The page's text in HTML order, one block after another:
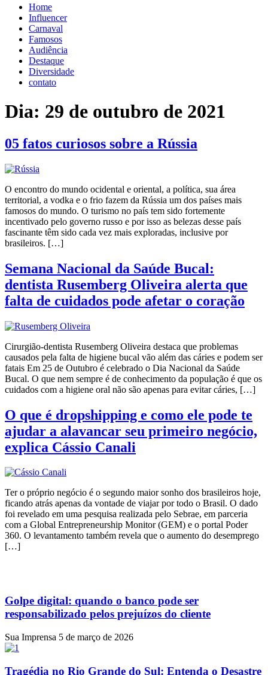
Home
Influencer
Carnaval
Famosos
Audiência
Destaque
Diversidade
contato
Dia: 29 de outubro de 2021
05 fatos curiosos sobre a Rússia
O encontro do mundo ocidental e oriental, a política, sua área
territorial, a vodka e o frio fazem da Rússia um dos países mais
famosos do mundo. O turismo no país tem sido fortemente
incentivado pelo governo russo e por isso as belezas desse país
fascinante têm sido cada vez mais exploradas, inclusive por
brasileiros. […]
Semana Nacional da Saúde Bucal:
dentista Rusemberg Oliveira alerta que
falta de cuidados pode afetar o coração
Cirurgião-dentista Rusemberg Oliveira destaca que problemas
causados pela falta de higiene bucal vão além das cáries e podem ser
fatais Em 25 de Outubro é celebrado o Dia Nacional da Saúde
Bucal. O que nem sempre é de conhecimento da população é que os
cuidados com a higiene oral não são apenas para evitar cáries, […]
O que é dropshipping e como ele pode te
ajudar a alavancar seu primeiro negócio,
explica Cássio Canali
Ter o próprio negócio é o segundo maior sonho dos brasileiros hoje,
ficando atrás apenas da vontade de viajar por todo o Brasil. O dado
foi revelado em uma pesquisa realizada pelo Sebrae, em parceria
com a Global Entrepreneurship Monitor (GEM) e o portal Poder
360. O levantamento também revela que o aumento do desemprego
[…]
Golpe digital: quando o banco pode ser
responsabilizado pelos prejuízos do cliente
Sua Imprensa 5 de março de 2026
Tragédia no Rio Grande do Sul: Entenda o Desastre